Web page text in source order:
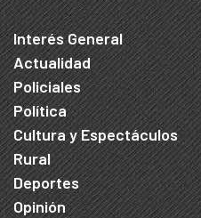
Interés General
Actualidad
Policiales
Política
Cultura y Espectáculos
Rural
Deportes
Opinión